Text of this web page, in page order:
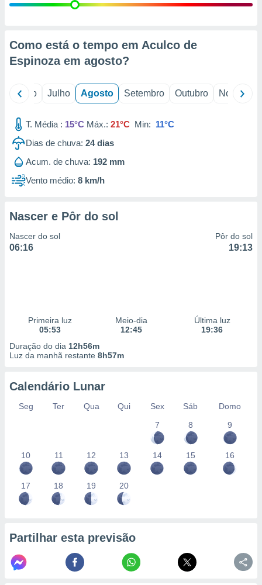
estudos
de
1199
Como está o tempo em Aculco de
Espinoza em agosto?
Junho Julho Agosto Setembro Outubro Novembro
T. Média : 15°C Máx.: 21°C Min: 11°C
Dias de chuva: 24dias
Acum. de chuva: 192 mm
Vento médio: 8 km/h
Nascer e Pôr do sol
Nascer do sol
06:16
Pôr do sol
19:13
Primeira luz
05:53
Meio-dia
12:45
Última luz
19:36
Duração do dia 12h56m
Luz da manhã restante 8h57m
Calendário Lunar
Seg Ter Qua Qui Sex Sáb
Domo
7
8 9
10 11 12 13 14 15 16
17 18 19 20
Partilhar esta previsão